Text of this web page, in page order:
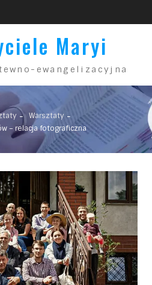
Maryi
ewangelizacyjna
Warsztaty
– relacja fotograficzna